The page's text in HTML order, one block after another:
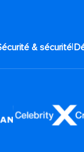
& sécurité|